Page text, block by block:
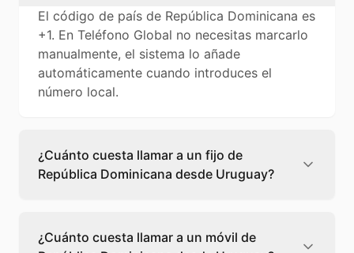
El código de país de República Dominicana es
+1. En Teléfono Global no necesitas marcarlo
manualmente, el sistema lo añade
automáticamente cuando introduces el
número local.
¿Cuánto cuesta llamar a un fijo de
República Dominicana desde Uruguay?
desde Uruguay cuesta 0,68 €/min con
Teléfono Global. Verás el precio exacto antes
¿Cuánto cuesta llamar a un móvil de